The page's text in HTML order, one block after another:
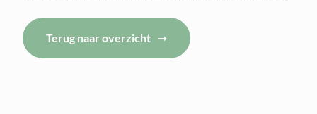
Terug naar overzicht